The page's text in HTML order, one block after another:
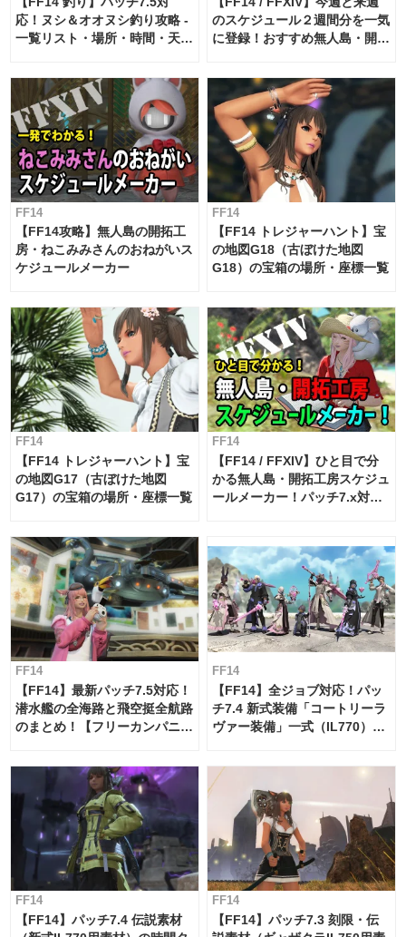
応！ヌシ＆オオヌシ釣り攻略 -
一覧リスト・場所・時間・天
のスケジュール２週間分を一気
に登録！おすすめ無人島・開拓
FF14
【FF14攻略】無人島の開拓工
房・ねこみみさんのおねがいス
ケジュールメーカー
FF14
【FF14 トレジャーハント】宝
の地図G18（古ぼけた地図
G18）の宝箱の場所・座標一覧
FF14
【FF14 トレジャーハント】宝
の地図G17（古ぼけた地図
G17）の宝箱の場所・座標一覧
FF14
【FF14 / FFXIV】ひと目で分
かる無人島・開拓工房スケジュ
ールメーカー！パッチ7.x対応
FF14
【FF14】最新パッチ7.5対応！
潜水艦の全海路と飛空挺全航路
のまとめ！【フリーカンパニ
FF14
【FF14】全ジョブ対応！パッ
チ7.4 新式装備「コートリーラ
ヴァー装備」一式（IL770）の
FF14
【FF14】パッチ7.4 伝説素材
FF14
【FF14】パッチ7.3 刻限・伝